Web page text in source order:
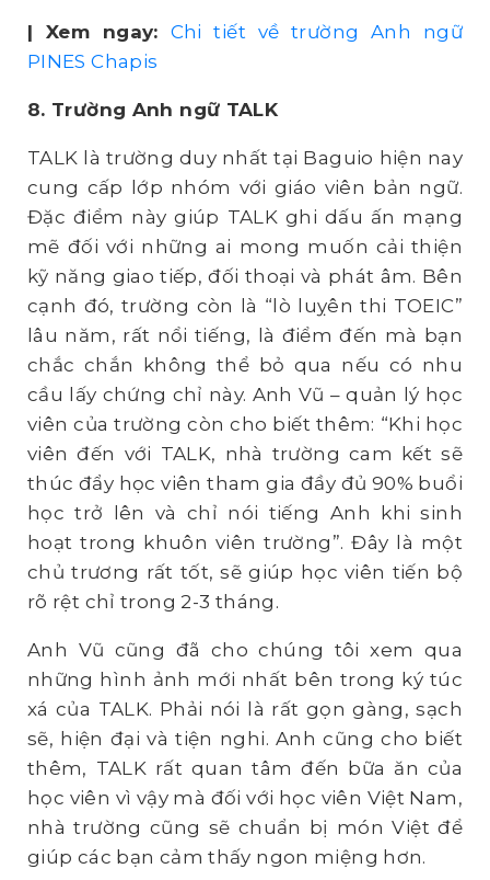
| Xem ngay: Chi tiết về trường Anh ngữ
PINES Chapis
8. Trường Anh ngữ TALK
TALK là trường duy nhất tại Baguio hiện nay
cung cấp lớp nhóm với giáo viên bản ngữ.
Đặc điểm này giúp TALK ghi dấu ấn mạng
mẽ đối với những ai mong muốn cải thiện
kỹ năng giao tiếp, đối thoại và phát âm. Bên
cạnh đó, trường còn là “lò luỵên thi TOEIC”
lâu năm, rất nổi tiếng, là điểm đến mà bạn
chắc chắn không thể bỏ qua nếu có nhu
cầu lấy chứng chỉ này. Anh Vũ – quản lý học
viên của trường còn cho biết thêm: “Khi học
viên đến với TALK, nhà trường cam kết sẽ
thúc đẩy học viên tham gia đầy đủ 90% buổi
học trở lên và chỉ nói tiếng Anh khi sinh
hoạt trong khuôn viên trường”. Đây là một
chủ trương rất tốt, sẽ giúp học viên tiến bộ
rõ rệt chỉ trong 2-3 tháng.
Anh Vũ cũng đã cho chúng tôi xem qua
những hình ảnh mới nhất bên trong ký túc
xá của TALK. Phải nói là rất gọn gàng, sạch
sẽ, hiện đại và tiện nghi. Anh cũng cho biết
thêm, TALK rất quan tâm đến bữa ăn của
học viên vì vậy mà đối với học viên Việt Nam,
nhà trường cũng sẽ chuẩn bị món Việt để
giúp các bạn cảm thấy ngon miệng hơn.